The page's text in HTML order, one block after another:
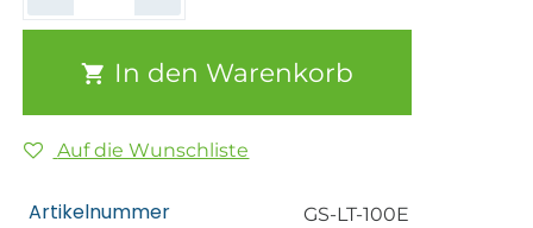
In den Warenkorb
Auf die Wunschliste
Artikelnummer GS-LT-100E